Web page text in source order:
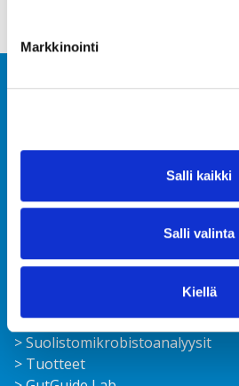
Markkinointi
Salli kaikki
Salli valinta
Kiellä
Ota yhteyttä
Ajankohtaista
> Suolisto­mikrobisto­analyysit
> Tuotteet